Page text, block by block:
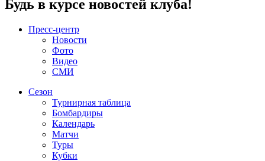
Будь в курсе новостей клуба!
Пресс-центр
Новости
Фото
Видео
СМИ
Сезон
Турнирная таблица
Бомбардиры
Календарь
Матчи
Туры
Кубки